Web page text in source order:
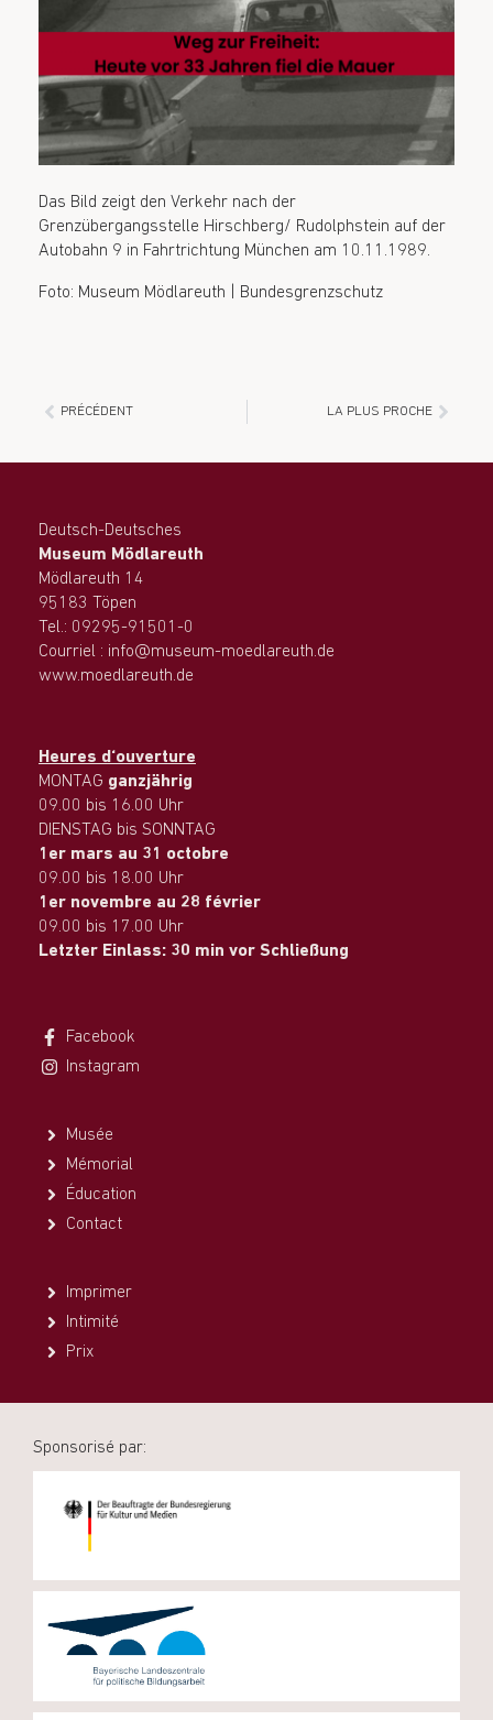
Das Bild zeigt den Verkehr nach der
Grenzübergangsstelle Hirschberg/ Rudolphstein auf der
Autobahn 9 in Fahrtrichtung München am 10.11.1989.
Foto: Museum Mödlareuth | Bundesgrenzschutz
PRÉCÉDENT LA PLUS PROCHE
Deutsch-Deutsches
Museum Mödlareuth
Mödlareuth 14
95183 Töpen
Tel.: 09295-91501-0
Courriel : info@museum-moedlareuth.de
www.moedlareuth.de
Heures d‘ouverture
MONTAG ganzjährig
09.00 bis 16.00 Uhr
DIENSTAG bis SONNTAG
1er mars au 31 octobre
09.00 bis 18.00 Uhr
1er novembre au 28 février
09.00 bis 17.00 Uhr
Letzter Einlass: 30 min vor Schließung
Facebook
Instagram
Musée
Mémorial
Éducation
Contact
Imprimer
Intimité
Prix
Sponsorisé par: